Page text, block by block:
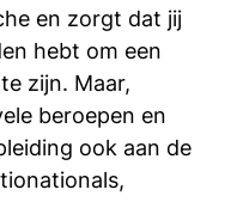
en zorgt dat jij
hebt om een
zijn. Maar,
beroepen en
ook aan de